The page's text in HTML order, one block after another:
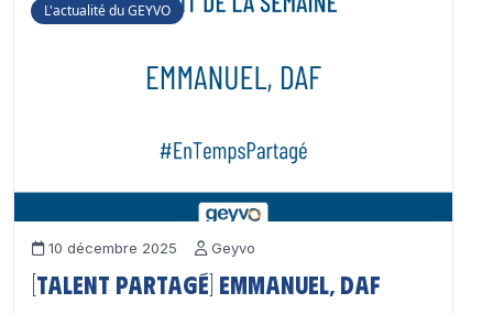
L'actualité du GEYVO
10 décembre 2025 Geyvo
[Talent partagé] Emmanuel, DAF